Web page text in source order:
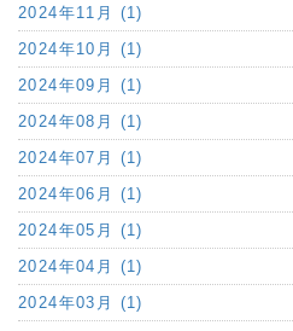
2024年11月 (1)
2024年10月 (1)
2024年09月 (1)
2024年08月 (1)
2024年07月 (1)
2024年06月 (1)
2024年05月 (1)
2024年04月 (1)
2024年03月 (1)